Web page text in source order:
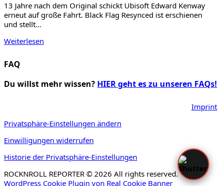
13 Jahre nach dem Original schickt Ubisoft Edward Kenway
erneut auf große Fahrt. Black Flag Resynced ist erschienen
und stellt…
Weiterlesen
FAQ
Du willst mehr wissen? HIER geht es zu unseren FAQs!
Imprint
Privatsphäre-Einstellungen ändern
Einwilligungen widerrufen
Historie der Privatsphäre-Einstellungen
ROCKNROLL REPORTER © 2026 All rights reserved.
WordPress Cookie Plugin von Real Cookie Banner